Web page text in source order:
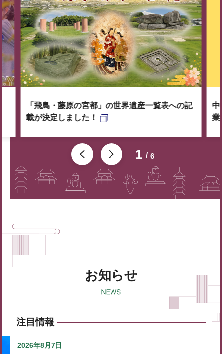
1 6
「飛鳥・藤原の宮都」の世界遺産一覧表への記
載が決定しました！
中
業
お知らせ
注目情報
2026年8月7日